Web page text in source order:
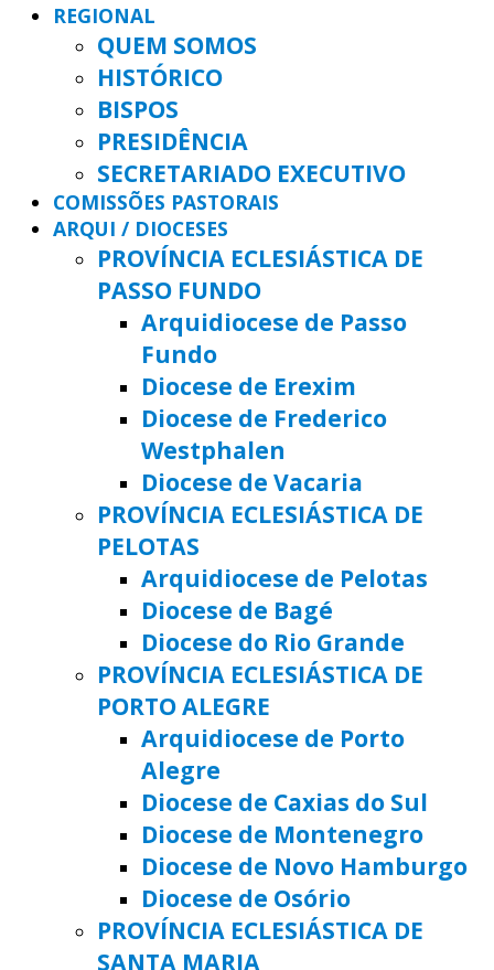
REGIONAL
QUEM SOMOS
HISTÓRICO
BISPOS
PRESIDÊNCIA
SECRETARIADO EXECUTIVO
COMISSÕES PASTORAIS
ARQUI / DIOCESES
PROVÍNCIA ECLESIÁSTICA DE
PASSO FUNDO
Arquidiocese de Passo
Fundo
Diocese de Erexim
Diocese de Frederico
Westphalen
Diocese de Vacaria
PROVÍNCIA ECLESIÁSTICA DE
PELOTAS
Arquidiocese de Pelotas
Diocese de Bagé
Diocese do Rio Grande
PROVÍNCIA ECLESIÁSTICA DE
PORTO ALEGRE
Arquidiocese de Porto
Alegre
Diocese de Caxias do Sul
Diocese de Montenegro
Diocese de Novo Hamburgo
Diocese de Osório
PROVÍNCIA ECLESIÁSTICA DE
SANTA MARIA